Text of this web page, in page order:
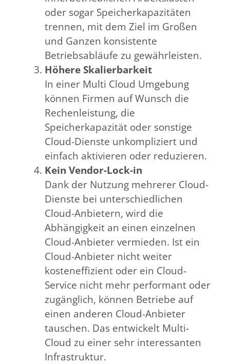
oder sogar Speicherkapazitäten
trennen, mit dem Ziel im Großen
und Ganzen konsistente
Betriebsabläufe zu gewährleisten.
Höhere Skalierbarkeit
In einer Multi Cloud Umgebung
können Firmen auf Wunsch die
Rechenleistung, die
Speicherkapazität oder sonstige
Cloud-Dienste unkompliziert und
einfach aktivieren oder reduzieren.
Kein Vendor-Lock-in
Dank der Nutzung mehrerer Cloud-
Dienste bei unterschiedlichen
Cloud-Anbietern, wird die
Abhängigkeit an einen einzelnen
Cloud-Anbieter vermieden. Ist ein
Cloud-Anbieter nicht weiter
kosteneffizient oder ein Cloud-
Service nicht mehr performant oder
zugänglich, können Betriebe auf
einen anderen Cloud-Anbieter
tauschen. Das entwickelt Multi-
Cloud zu einer sehr interessanten
Infrastruktur.